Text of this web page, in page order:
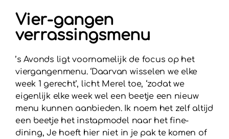
Vier-gangen
verrassingsmenu
’s Avonds ligt voornamelijk de focus op het
viergangenmenu. ‘Daarvan wisselen we elke
week 1 gerecht’, licht Merel toe, ‘zodat we
eigenlijk elke week wel een beetje een nieuw
menu kunnen aanbieden. Ik noem het zelf altijd
een beetje het instapmodel naar het fine-
dining, Je hoeft hier niet in je pak te komen of